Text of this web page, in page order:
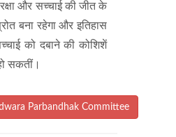
रक्षा और सच्चाई की जीत के
बना रहेगा और इतिहास
को दबाने की कोशिशें
सकतीं।
Parbandhak Committee